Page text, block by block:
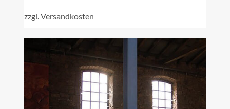
zzgl. Versandkosten